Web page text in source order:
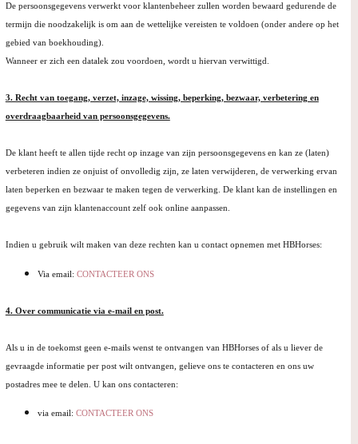
De persoonsgegevens verwerkt voor klantenbeheer zullen worden bewaard gedurende de
termijn die noodzakelijk is om aan de wettelijke vereisten te voldoen (onder andere op het
gebied van boekhouding).
Wanneer er zich een datalek zou voordoen, wordt u hiervan verwittigd.
3. Recht van toegang, verzet, inzage, wissing, beperking, bezwaar, verbetering en
overdraagbaarheid van persoonsgegevens.
De klant heeft te allen tijde recht op inzage van zijn persoonsgegevens en kan ze (laten)
verbeteren indien ze onjuist of onvolledig zijn, ze laten verwijderen, de verwerking ervan
laten beperken en bezwaar te maken tegen de verwerking. De klant kan de instellingen en
gegevens van zijn klantenaccount zelf ook online aanpassen.
Indien u gebruik wilt maken van deze rechten kan u contact opnemen met HBHorses:
Via email: CONTACTEER ONS
4. Over communicatie via e-mail en post.
Als u in de toekomst geen e-mails wenst te ontvangen van HBHorses of als u liever de
gevraagde informatie per post wilt ontvangen, gelieve ons te contacteren en ons uw
postadres mee te delen. U kan ons contacteren:
via email: CONTACTEER ONS